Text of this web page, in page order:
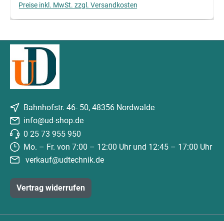
Preise inkl. MwSt. zzgl. Versandkosten
Bahnhofstr. 46- 50, 48356 Nordwalde
info@ud-shop.de
0 25 73 955 950
Mo. – Fr. von 7:00 – 12:00 Uhr und 12:45 – 17:00 Uhr
verkauf@udtechnik.de
Vertrag widerrufen